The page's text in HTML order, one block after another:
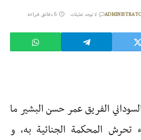
لا توجد تعليقات 6 دقائق قراءة
الفريق عمر حسن البشير ما
تحرش المحكمة الجنائية به، و